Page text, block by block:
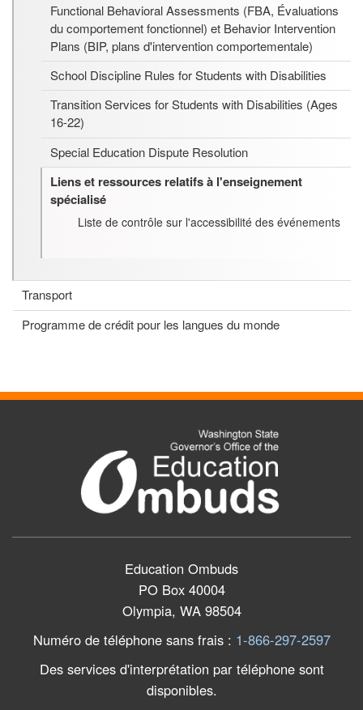
Functional Behavioral Assessments (FBA, Évaluations
du comportement fonctionnel) et Behavior Intervention
Plans (BIP, plans d'intervention comportementale)
School Discipline Rules for Students with Disabilities
Transition Services for Students with Disabilities (Ages
16-22)
Special Education Dispute Resolution
Liens et ressources relatifs à l'enseignement
spécialisé
Liste de contrôle sur l'accessibilité des événements
Transport
Programme de crédit pour les langues du monde
Education Ombuds
PO Box 40004
Olympia, WA 98504
Numéro de téléphone sans frais : 1-866-297-2597
Des services d'interprétation par téléphone sont
disponibles.